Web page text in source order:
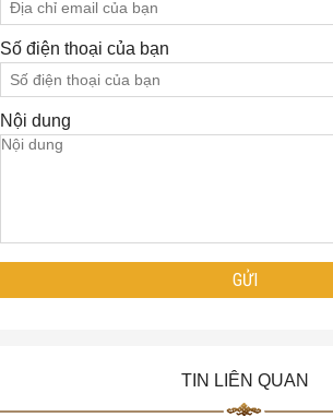
Số điện thoại của bạn
Nội dung
TIN LIÊN QUAN